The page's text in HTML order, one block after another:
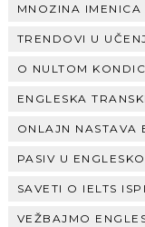
MNOZINA IMENICA
TRENDOVI U
O NULTOM
ENGLESKA
ONLAJN NASTAVA
PASIV U
SAVETI O IELTS
VEŽBAJMO